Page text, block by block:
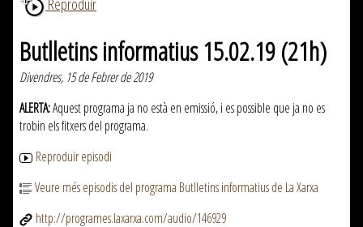
Reproduir
Butlletins informatius 15.02.19 (21h)
Divendres, 15 de Febrer de 2019
ALERTA:Aquest programa ja no està en emissió, i es possible que ja no es
trobin els fitxers del programa.
Reproduir episodi
Veure més episodis del programa Butlletins informatius de La Xarxa
http://programes.laxarxa.com/audio/146929